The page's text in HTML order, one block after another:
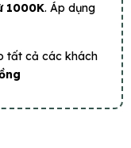
1000K. Áp dụng
tất cả các khách